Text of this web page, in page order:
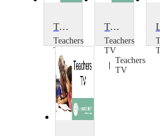
Tough Love: The Return
Teachers
TV
Teachers
TV
Tough Love: In Brief
Teachers
TV
Teachers
TV